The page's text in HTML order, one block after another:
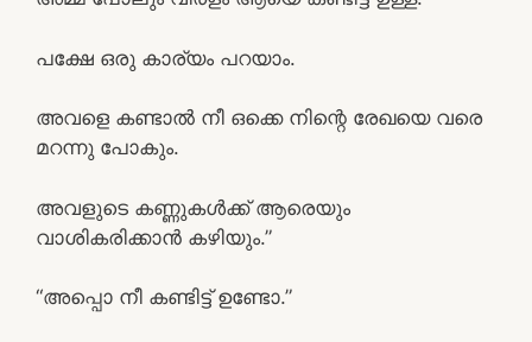
പക്ഷേ ഒരു കാര്യം പറയാം.
അവളെ കണ്ടാൽ നീ ഒക്കെ നിന്റെ രേഖയെ വരെ
മറന്നു പോകും.
അവളുടെ കണ്ണുകൾക്ക് ആരെയും
വാശികരിക്കാൻ കഴിയും.”
“അപ്പൊ നീ കണ്ടിട്ട് ഉണ്ടോ.”